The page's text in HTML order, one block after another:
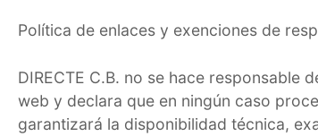
Política de enlaces y exenciones de
DIRECTE C.B. no se hace responsable
web y declara que en ningún caso
garantizará la disponibilidad técnica,